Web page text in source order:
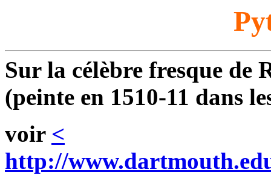
Sur la célèbre fresque
(peinte en 1510-11 dans
voir <
http://